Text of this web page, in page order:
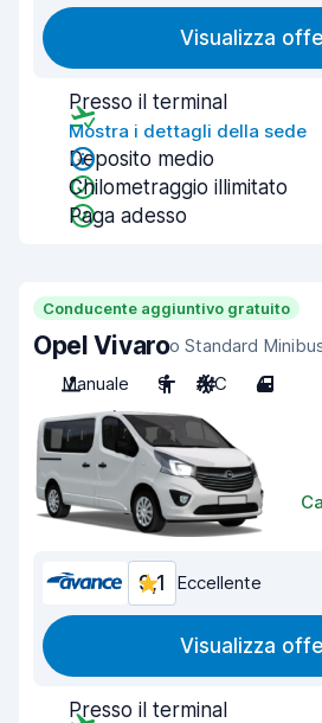
Visualizza
Presso il terminal
Mostra i dettagli della sede
Deposito medio
Chilometraggio illimitato
Paga adesso
Conducente aggiuntivo gratuito
Opel Vivaroo Standard
Manuale
9 A/C 4
9,1 Eccellente
Visualizza
Presso il terminal